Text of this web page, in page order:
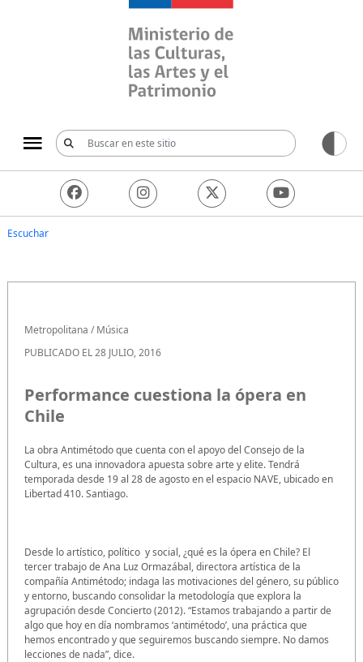
Ministerio de las
Escuchar
Metropolitana /Música
PUBLICADO EL 28 JULIO, 2016
Performance cuestiona la ópera en
Chile
La obra Antimétodo que cuenta con el apoyo del Consejo de la
Cultura, es una innovadora apuesta sobre arte y elite. Tendrá
temporada desde 19 al 28 de agosto en el espacio NAVE, ubicado en
Libertad 410. Santiago.
Desde lo artístico, político y social, ¿qué es la ópera en Chile? El
tercer trabajo de Ana Luz Ormazábal, directora artística de la
compañía Antimétodo; indaga las motivaciones del género, su público
y entorno, buscando consolidar la metodología que explora la
agrupación desde Concierto (2012). “Estamos trabajando a partir de
algo que hoy en día nombramos ‘antimétodo’, una práctica que
hemos encontrado y que seguiremos buscando siempre. No damos
lecciones de nada”, dice.